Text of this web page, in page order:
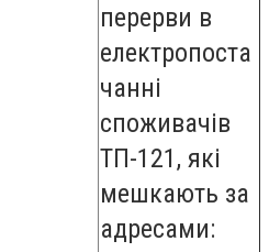
перерви в
електропоста
чанні
споживачів
ТП-121, які
мешкають за
адресами: